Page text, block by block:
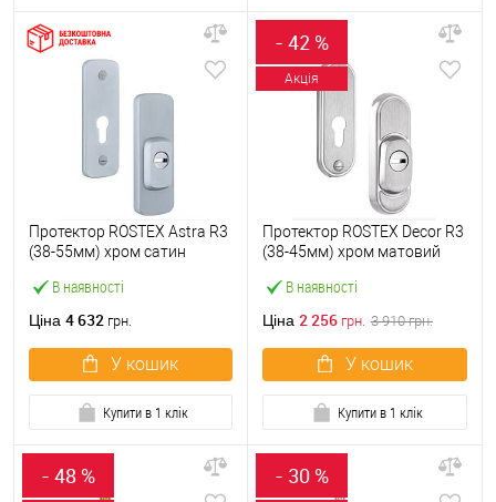
В наявності
Протектор ROSTEX Astra R3
(38-55мм) хром сатин
Ціна 4 632 грн.
У кошик
Купити в 1 клік
- 42 %
Акція
В наявності
Протектор ROSTEX Decor R3
(38-45мм) хром матовий
Ціна 2 256 грн. 3 910грн.
У кошик
Купити в 1 клік
- 48 % - 30 %